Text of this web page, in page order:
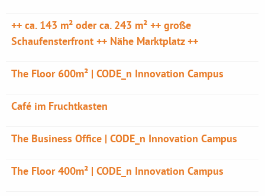
++ ca. 143 m² oder ca. 243 m² ++ große
Schaufensterfront ++ Nähe Marktplatz ++
The Floor 600m² | CODE_n Innovation Campus
Café im Fruchtkasten
The Business Office | CODE_n Innovation Campus
The Floor 400m² | CODE_n Innovation Campus